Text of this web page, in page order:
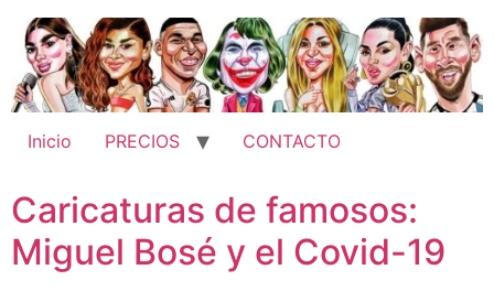
contenido
Inicio PRECIOS CONTACTO
Caricaturas de famosos:
Miguel Bosé y el Covid-19